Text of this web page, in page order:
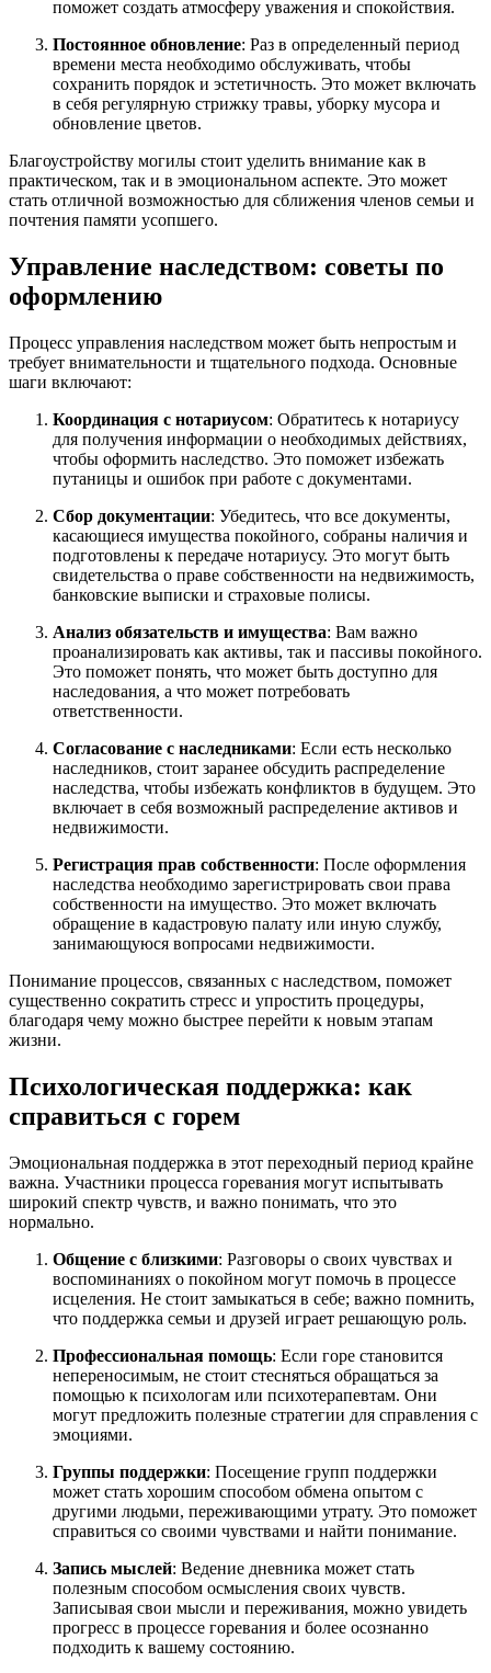
поможет создать атмосферу уважения и спокойствия.
Постоянное обновление: Раз в определенный период
времени места необходимо обслуживать, чтобы
сохранить порядок и эстетичность. Это может включать
в себя регулярную стрижку травы, уборку мусора и
обновление цветов.
Благоустройству могилы стоит уделить внимание как в
практическом, так и в эмоциональном аспекте. Это может
стать отличной возможностью для сближения членов семьи и
почтения памяти усопшего.
Управление наследством: советы по
оформлению
Процесс управления наследством может быть непростым и
требует внимательности и тщательного подхода. Основные
шаги включают:
Координация с нотариусом: Обратитесь к нотариусу
для получения информации о необходимых действиях,
чтобы оформить наследство. Это поможет избежать
путаницы и ошибок при работе с документами.
Сбор документации: Убедитесь, что все документы,
касающиеся имущества покойного, собраны наличия и
подготовлены к передаче нотариусу. Это могут быть
свидетельства о праве собственности на недвижимость,
банковские выписки и страховые полисы.
Анализ обязательств и имущества: Вам важно
проанализировать как активы, так и пассивы покойного.
Это поможет понять, что может быть доступно для
наследования, а что может потребовать
ответственности.
Согласование с наследниками: Если есть несколько
наследников, стоит заранее обсудить распределение
наследства, чтобы избежать конфликтов в будущем. Это
включает в себя возможный распределение активов и
недвижимости.
Регистрация прав собственности: После оформления
наследства необходимо зарегистрировать свои права
собственности на имущество. Это может включать
обращение в кадастровую палату или иную службу,
занимающуюся вопросами недвижимости.
Понимание процессов, связанных с наследством, поможет
существенно сократить стресс и упростить процедуры,
благодаря чему можно быстрее перейти к новым этапам
жизни.
Психологическая поддержка: как
справиться с горем
Эмоциональная поддержка в этот переходный период крайне
важна. Участники процесса горевания могут испытывать
широкий спектр чувств, и важно понимать, что это
нормально.
Общение с близкими: Разговоры о своих чувствах и
воспоминаниях о покойном могут помочь в процессе
исцеления. Не стоит замыкаться в себе; важно помнить,
что поддержка семьи и друзей играет решающую роль.
Профессиональная помощь: Если горе становится
непереносимым, не стоит стесняться обращаться за
помощью к психологам или психотерапевтам. Они
могут предложить полезные стратегии для справления с
эмоциями.
Группы поддержки: Посещение групп поддержки
может стать хорошим способом обмена опытом с
другими людьми, переживающими утрату. Это поможет
справиться со своими чувствами и найти понимание.
Запись мыслей: Ведение дневника может стать
полезным способом осмысления своих чувств.
Записывая свои мысли и переживания, можно увидеть
прогресс в процессе горевания и более осознанно
подходить к вашему состоянию.